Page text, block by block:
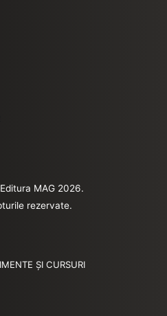
MAG 2026.
rezervate.
ȘI CURSURI